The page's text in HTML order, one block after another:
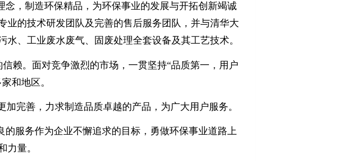
念，制造环保精品，为环保事业的发展与开拓创新竭诚
业的技术研发团队及完善的售后服务团队，并与清华大
、工业废水废气、固废处理全套设备及其工艺技术。
赖。面对竞争激烈的市场，一贯坚持“品质第一，用户
和地区。
完善，力求制造品质卓越的产品，为广大用户服务。
服务作为企业不懈追求的目标，勇做环保事业道路上
力量。